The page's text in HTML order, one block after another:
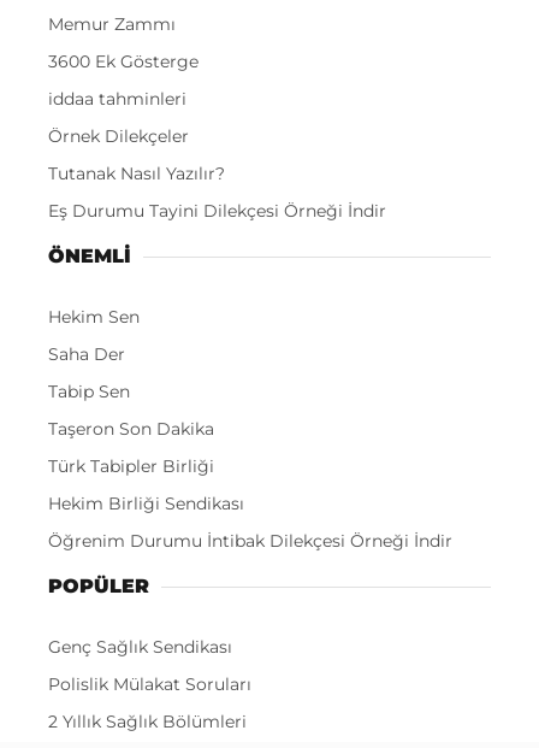
Memur Zammı
3600 Ek Gösterge
iddaa tahminleri
Örnek Dilekçeler
Tutanak Nasıl Yazılır?
Eş Durumu Tayini Dilekçesi Örneği İndir
ÖNEMLI
Hekim Sen
Saha Der
Tabip Sen
Taşeron Son Dakika
Türk Tabipler Birliği
Hekim Birliği Sendikası
Öğrenim Durumu İntibak Dilekçesi Örneği İndir
POPÜLER
Genç Sağlık Sendikası
Polislik Mülakat Soruları
2 Yıllık Sağlık Bölümleri